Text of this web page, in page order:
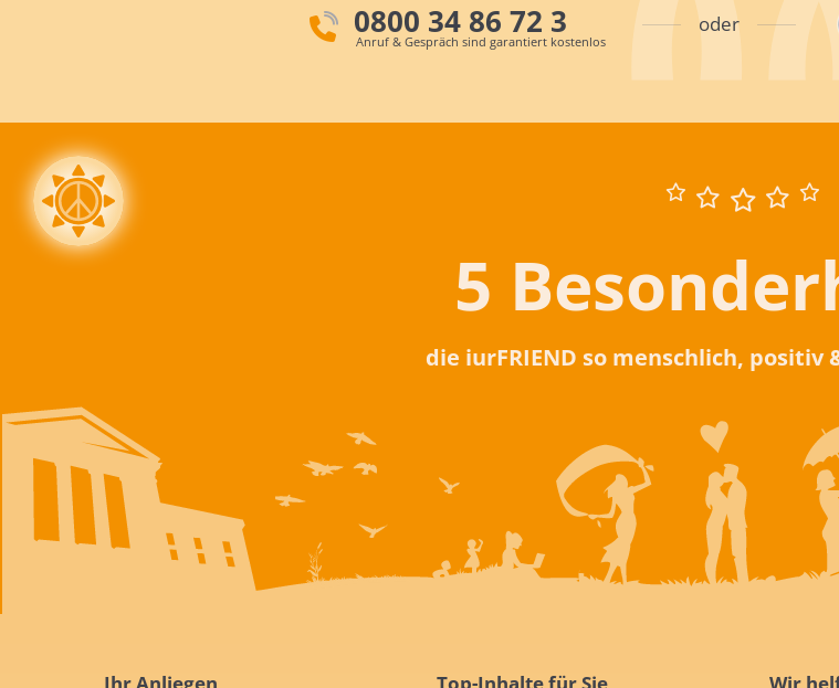
0800 34 86 72 3
Anruf & Gespräch sind garantiert kostenlos
oder
5
die iurFRIEND so menschlich, positiv